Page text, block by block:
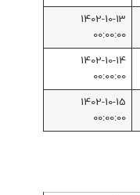
1402-10-13
00:00:00
1402-10-14
00:00:00
1402-10-15
00:00:00